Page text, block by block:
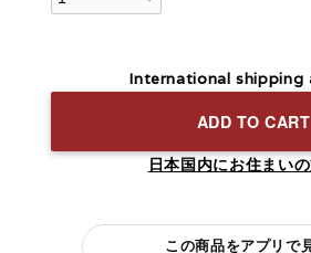
International shipping
ADD TO CART
日本国内にお住まい
この商品をアプリで